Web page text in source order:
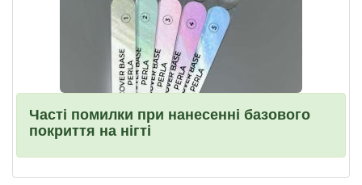
Часті помилки при нанесенні базового
покриття на нігті